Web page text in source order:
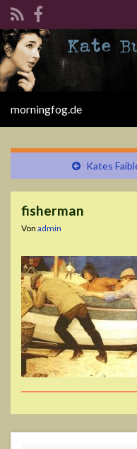
Search for:
morningfog.de
Kates
fisherman
Von admin